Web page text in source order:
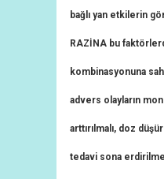
bağlı yan etkilerin
RAZİNA bu
kombinasyonuna
advers olayların
arttırılmalı, doz
tedavi sona